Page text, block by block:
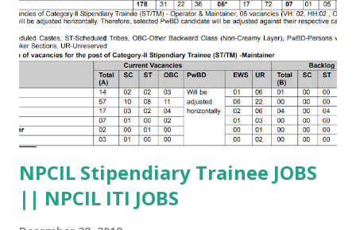
NPCIL Stipendiary Trainee JOBS
|| NPCIL ITI JOBS